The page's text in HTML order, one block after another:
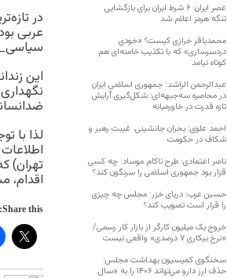
در
عربی
این
لذا با
تهران)
اقدام،
Share this:
عصر ایران: ۶ شرط ایران برای بازگشایی
تنگه هرمز اعلام شد
محمدباقر خرازی کیست؟ «خودیِ
دردسرسازی» که با تکذیب خامنه‌ای هم
کوتاه نیامد
عبدالرحمن الراشد: جمهوری اسلامی ایران
در محاصره سه‌جبهه‌ای؛ شکل‌گیری آرایش
تازه قدرت در خاورمیانه
احمد علوی: بحران جانشینی، غیبت رهبر و
شکاف در حکومت
ناصر اعتمادی: طرح ناکام موساد: چه کسی
قرار بود جمهوری اسلامی را سرنگون کند؟
حسین عرب: دریای خزر؛ مجلس چه چیزی
را قرار است تصویب کند؟
خروج یک میلیون کارگر از بازار کار رسمی/
«نرخ بیکاری ۷ درصدی» واقعی نیست
سخنگوی کمیسیون بهداشت مجلس:
حذف ارز دارو می‌تواند ۱۴۰۶ را به «سال